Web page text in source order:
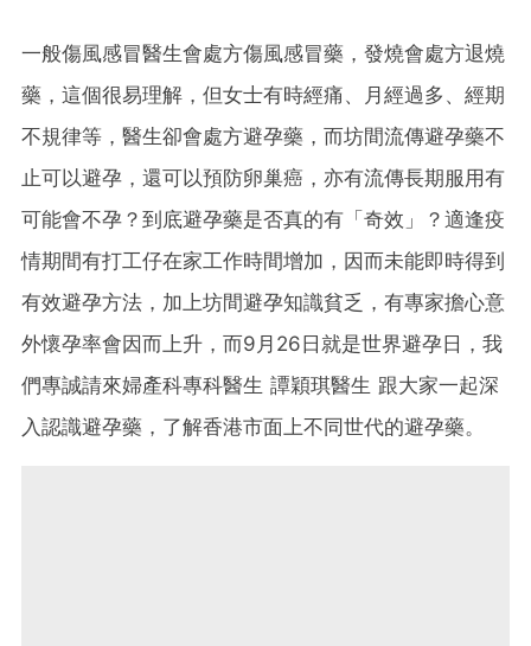
一般傷風感冒醫生會處方傷風感冒藥，發燒會處方退燒
藥，這個很易理解，但女士有時經痛、月經過多、經期
不規律等，醫生卻會處方避孕藥，而坊間流傳避孕藥不
止可以避孕，還可以預防卵巢癌，亦有流傳長期服用有
可能會不孕？到底避孕藥是否真的有「奇效」？適逢疫
情期間有打工仔在家工作時間增加，因而未能即時得到
有效避孕方法，加上坊間避孕知識貧乏，有專家擔心意
外懷孕率會因而上升，而9月26日就是世界避孕日，我
們專誠請來婦產科專科醫生 譚穎琪醫生 跟大家一起深
入認識避孕藥，了解香港市面上不同世代的避孕藥。